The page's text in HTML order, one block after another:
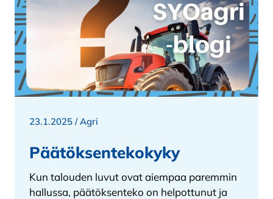
23.1.2025 /Agri
Päätöksentekokyky
Kun talouden luvut ovat aiempaa paremmin
hallussa, päätöksenteko on helpottunut ja